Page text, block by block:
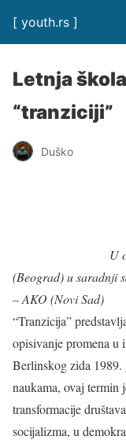
[ youth.rs ]
Letnja
“tranziciji”
Duško
U
(Beograd) u saradnji
– AKO (Novi Sad)
“Tranzicija”
opisivanje promena u
Berlinskog zida
naukama, ovaj termin
transformacije
socijalizma, u